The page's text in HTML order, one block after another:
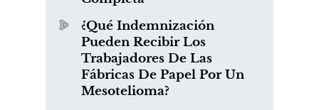
¿Qué Indemnización
Pueden Recibir Los
Trabajadores De Las
Fábricas De Papel Por Un
Mesotelioma?